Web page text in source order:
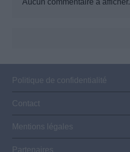
Politique de confidentialité
Contact
Mentions légales
Partenaires